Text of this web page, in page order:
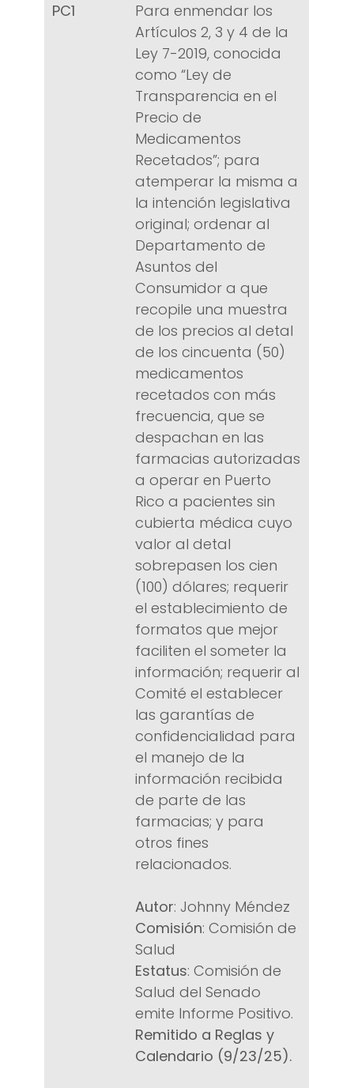
PC1
Para enmendar los
Artículos 2, 3 y 4 de la
Ley 7-2019, conocida
como “Ley de
Transparencia en el
Precio de
Medicamentos
Recetados”; para
atemperar la misma a
la intención legislativa
original; ordenar al
Departamento de
Asuntos del
Consumidor a que
recopile una muestra
de los precios al detal
de los cincuenta (50)
medicamentos
recetados con más
frecuencia, que se
despachan en las
farmacias autorizadas
a operar en Puerto
Rico a pacientes sin
cubierta médica cuyo
valor al detal
sobrepasen los cien
(100) dólares; requerir
el establecimiento de
formatos que mejor
faciliten el someter la
información; requerir al
Comité el establecer
las garantías de
confidencialidad para
el manejo de la
información recibida
de parte de las
farmacias; y para
otros fines
relacionados.
Autor: Johnny Méndez
Comisión: Comisión de
Salud
Estatus: Comisión de
Salud del Senado
emite Informe Positivo.
Remitido a Reglas y
Calendario (9/23/25).